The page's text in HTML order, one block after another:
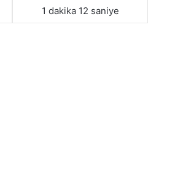
1 dakika 12 saniye